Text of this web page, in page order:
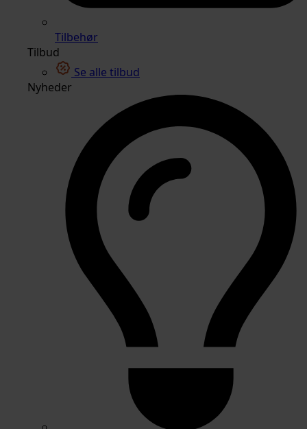
Tilbehør
Tilbud
Se alle tilbud
Nyheder